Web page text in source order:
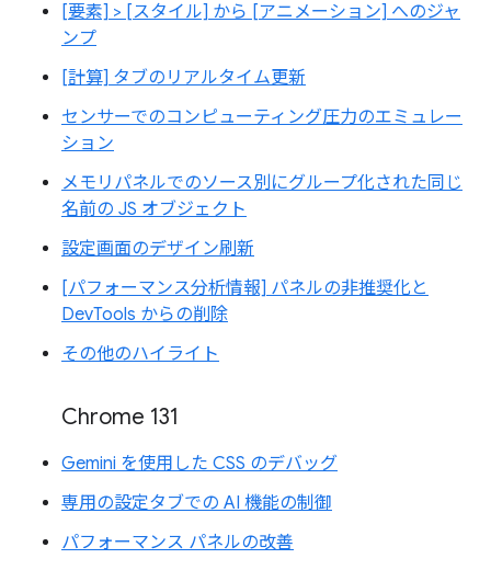
[要素] > [スタイル] から [アニメーション] へのジャ
ンプ
[計算] タブのリアルタイム更新
センサーでのコンピューティング圧力のエミュレー
ション
メモリパネルでのソース別にグループ化された同じ
名前の JS オブジェクト
設定画面のデザイン刷新
[パフォーマンス分析情報] パネルの非推奨化と
DevTools からの削除
その他のハイライト
Chrome 131
Gemini を使用した CSS のデバッグ
専用の設定タブでの AI 機能の制御
パフォーマンス パネルの改善